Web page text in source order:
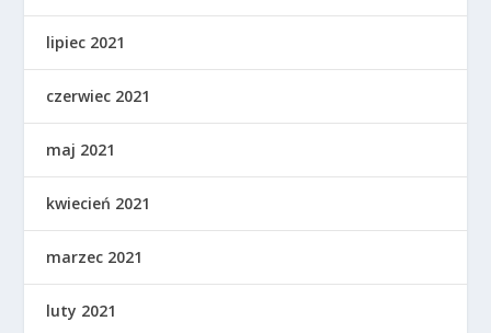
lipiec 2021
czerwiec 2021
maj 2021
kwiecień 2021
marzec 2021
luty 2021